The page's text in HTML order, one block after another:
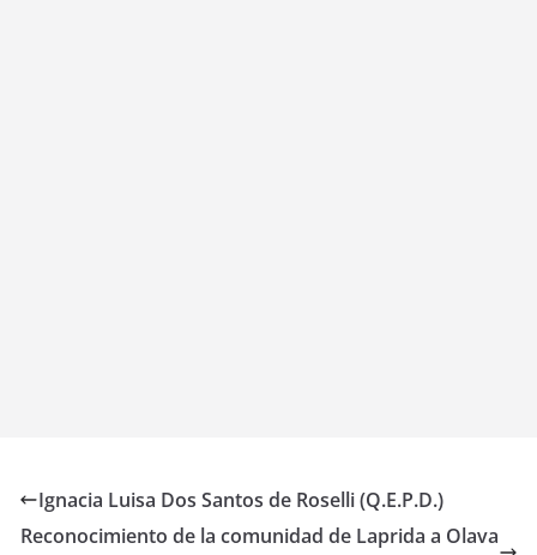
Ignacia Luisa Dos Santos de Roselli (Q.E.P.D.)
Reconocimiento de la comunidad de Laprida a Olava